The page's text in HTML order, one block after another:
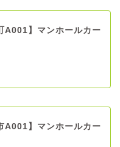
A001】マンホールカー
A001】マンホールカー